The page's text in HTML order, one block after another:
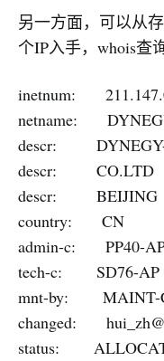
另一方面，可以从
个IP入手，whois查
inetnum:
netname:
descr: DYNEGY-
descr: CO.LTD
descr: BEIJING
country: CN
admin-c: PP40-
tech-c: SD76-AP
mnt-by: MAINT-
changed:
status: